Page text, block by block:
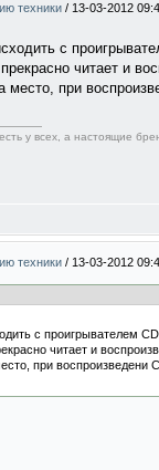
техники / 13-03-2012
с
читает и
место, при
у всех, а настоящие
техники / 13-03-2012
с проигрывателем CD.
читает и
при воспроизведени